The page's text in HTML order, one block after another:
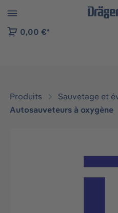
to B2B platform
0,00 €*
Produits
Sauvetage et
Autosauveteurs à oxygène
Ignorer la galerie